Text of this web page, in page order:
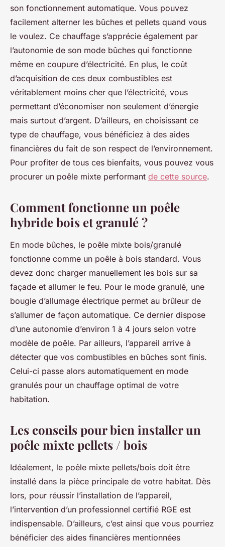
son fonctionnement automatique. Vous pouvez
facilement alterner les bûches et pellets quand vous
le voulez. Ce chauffage s’apprécie également par
l’autonomie de son mode bûches qui fonctionne
même en coupure d’électricité. En plus, le coût
d’acquisition de ces deux combustibles est
véritablement moins cher que l’électricité, vous
permettant d’économiser non seulement d’énergie
mais surtout d’argent. D’ailleurs, en choisissant ce
type de chauffage, vous bénéficiez à des aides
financières du fait de son respect de l’environnement.
Pour profiter de tous ces bienfaits, vous pouvez vous
procurer un poêle mixte performant de cette source.
Comment fonctionne un poêle
hybride bois et granulé ?
En mode bûches, le poêle mixte bois/granulé
fonctionne comme un poêle à bois standard. Vous
devez donc charger manuellement les bois sur sa
façade et allumer le feu. Pour le mode granulé, une
bougie d’allumage électrique permet au brûleur de
s’allumer de façon automatique. Ce dernier dispose
d’une autonomie d’environ 1 à 4 jours selon votre
modèle de poêle. Par ailleurs, l’appareil arrive à
détecter que vos combustibles en bûches sont finis.
Celui-ci passe alors automatiquement en mode
granulés pour un chauffage optimal de votre
habitation.
Les conseils pour bien installer un
poêle mixte pellets / bois
Idéalement, le poêle mixte pellets/bois doit être
installé dans la pièce principale de votre habitat. Dès
lors, pour réussir l’installation de l’appareil,
l’intervention d’un professionnel certifié RGE est
indispensable. D’ailleurs, c’est ainsi que vous pourriez
bénéficier des aides financières mentionnées